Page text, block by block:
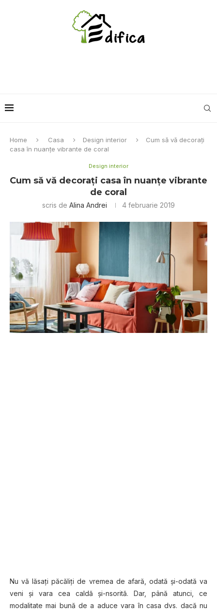
Home Casa Design interior
Cum să vă decoraţi
casa în nuanţe vibrante de coral
Design interior
Cum să vă decoraţi casa în nuanţe vibrante
de coral
scris de Alina Andrei 4 februarie 2019
Nu vă lăsaţi păcăliţi de vremea de afară, odată şi-odată va
veni şi vara cea caldă şi-nsorită. Dar, până atunci, ce
modalitate mai bună de a aduce vara în casa dvs. dacă nu